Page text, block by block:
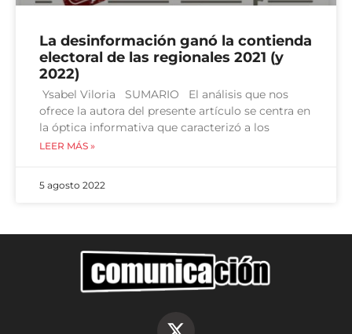
La desinformación ganó la contienda
electoral de las regionales 2021 (y
2022)
Ysabel Viloria SUMARIO El análisis que nos
ofrece la autora del presente artículo se centra en
la óptica informativa que caracterizó a los
LEER MÁS »
5 agosto 2022